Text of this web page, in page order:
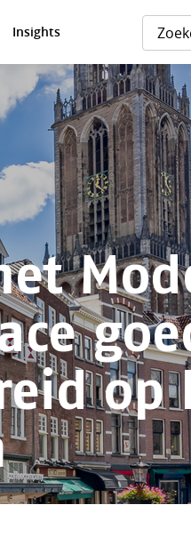
Insights
op